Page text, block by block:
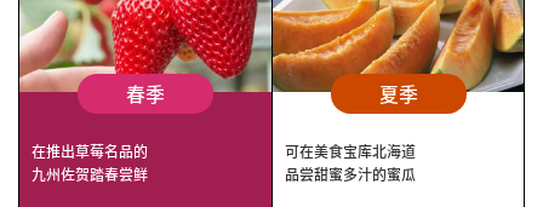
春季
在推出草莓名品的
九州佐贺踏春尝鲜
夏季
可在美食宝库北海道
品尝甜蜜多汁的蜜瓜